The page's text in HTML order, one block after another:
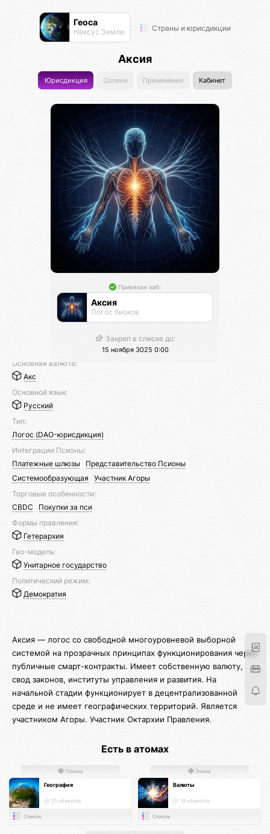
Геоса
Нексус Земли Страны и юрисдикции
Аксия
Юрисдикция Солики Применения Кабинет
Привязан хаб:
Аксия
Логос биоков
Закреп в списке до:
15 ноября 3025 0:00
Основная валюта:
Акс
Основной язык:
Русский
Тип:
Логос (DAO-юрисдикция)
Интеграции Псионы:
Платежные шлюзы
Представительство Псионы
Системообразующая
Участник Агоры
Торговые особенности:
CBDC
Покупки за пси
Формы правления:
Гетерархия
Гео-модель:
Унитарное государство
Политический режим:
Демократия
Аксия — логос со свободной многоуровневой выборной
системой на прозрачных принципах функционирования через
публичные смарт-контракты. Имеет собственную валюту,
свод законов, институты управления и развития. На
начальной стадии функционирует в децентрализованной
среде и не имеет географических территорий. Является
участником Агоры. Участник Октархии Правления.
Есть в атомах
Псиона
География
25 объектов
Список
Знама
Валюты
19 объектов
Список